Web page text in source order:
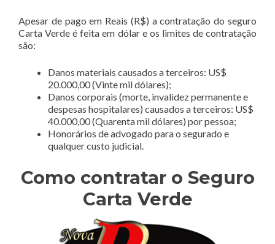
Apesar de pago em Reais (R$) a contratação do seguro
Carta Verde é feita em dólar e os limites de contratação
são:
Danos materiais causados a terceiros: US$
20.000,00 (Vinte mil dólares);
Danos corporais (morte, invalidez permanente e
despesas hospitalares) causados a terceiros: US$
40.000,00 (Quarenta mil dólares) por pessoa;
Honorários de advogado para o segurado e
qualquer custo judicial.
Como contratar o Seguro
Carta Verde